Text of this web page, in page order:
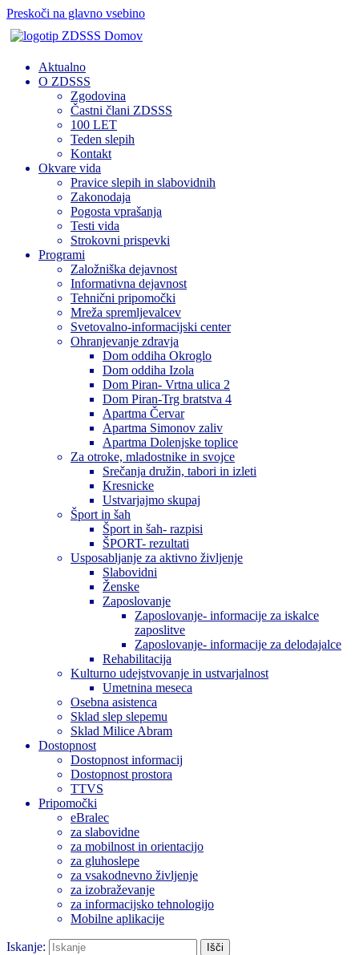
Preskoči na glavno vsebino
Domov
Aktualno
O ZDSSS
Zgodovina
Častni člani ZDSSS
100 LET
Teden slepih
Kontakt
Okvare vida
Pravice slepih in slabovidnih
Zakonodaja
Pogosta vprašanja
Testi vida
Strokovni prispevki
Programi
Založniška dejavnost
Informativna dejavnost
Tehnični pripomočki
Mreža spremljevalcev
Svetovalno-informacijski center
Ohranjevanje zdravja
Dom oddiha Okroglo
Dom oddiha Izola
Dom Piran- Vrtna ulica 2
Dom Piran-Trg bratstva 4
Apartma Červar
Apartma Simonov zaliv
Apartma Dolenjske toplice
Za otroke, mladostnike in svojce
Srečanja družin, tabori in izleti
Kresnicke
Ustvarjajmo skupaj
Šport in šah
Šport in šah- razpisi
ŠPORT- rezultati
Usposabljanje za aktivno življenje
Slabovidni
Ženske
Zaposlovanje
Zaposlovanje- informacije za iskalce
zaposlitve
Zaposlovanje- informacije za delodajalce
Rehabilitacija
Kulturno udejstvovanje in ustvarjalnost
Umetnina meseca
Osebna asistenca
Sklad slep slepemu
Sklad Milice Abram
Dostopnost
Dostopnost informacij
Dostopnost prostora
TTVS
Pripomočki
eBralec
za slabovidne
za mobilnost in orientacijo
za gluhoslepe
za vsakodnevno življenje
za izobraževanje
za informacijsko tehnologijo
Mobilne aplikacije
Iskanje: